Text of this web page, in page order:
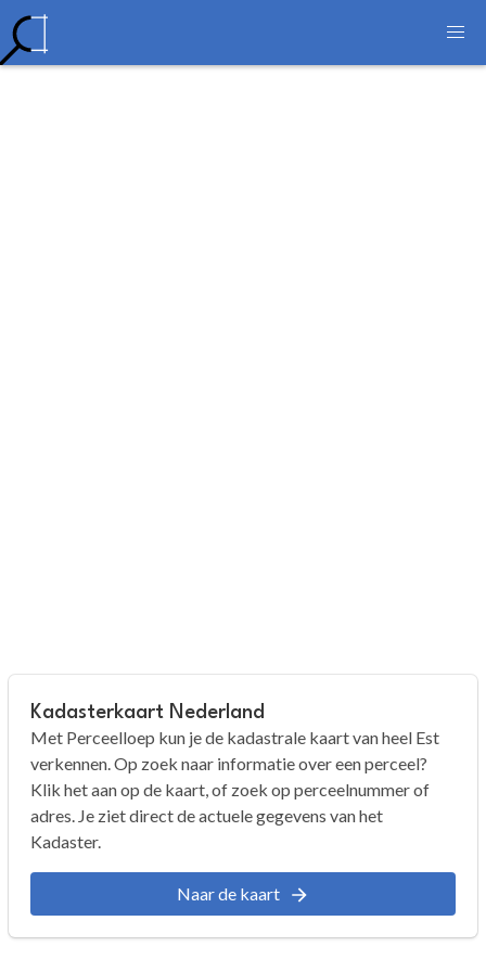
Kadasterkaart Nederland
Met Perceelloep kun je de kadastrale kaart van heel Est
verkennen. Op zoek naar informatie over een perceel?
Klik het aan op de kaart, of zoek op perceelnummer of
adres. Je ziet direct de actuele gegevens van het
Kadaster.
Naar de kaart